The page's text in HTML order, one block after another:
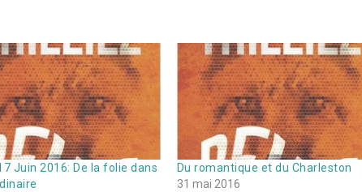
Juin 2016: De la folie dans
Du romantique et du Charleston
31 mai 2016